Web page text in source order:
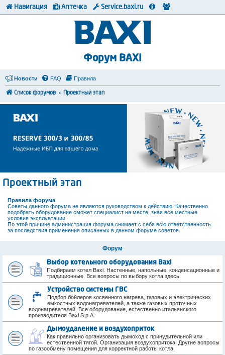
Форум BAXI
Новости FAQ Правила
Список форумов Проектный этап
Проектный этап
Правила форума
Советы данного форума не являются руководством к действию. Качественно
подобрать оборудование сможет специалист на месте, зная все местные
условия эксплуатации.
По этой причине администрация форума снимает с себя всю ответственность
за последствия применения описанных в данном форуме советов.
Форум
Выбор котельного оборудования Baxi
Подбираем котел Baxi. Настенные, напольные, конденсационные и
традиционные. Все вопросы по выбору котла здесь.
Устройство системы ГВС
Подбор бойлеров косвенного нагрева, газовых и электрических
емкостных водонагревателей, а также газовых проточных
водонагревателей. Все оборудование, естественно итальянского
производителя Baxi S.p.A.
Дымоудаление и воздухоприток
Как правильно организовать дымоход с принудительной или
естественной тягой. Организация воздухопритока. Другие вопросы
по газообмену помещения для корректной работы котла.
Навигация Аптечка Service.baxi.ru